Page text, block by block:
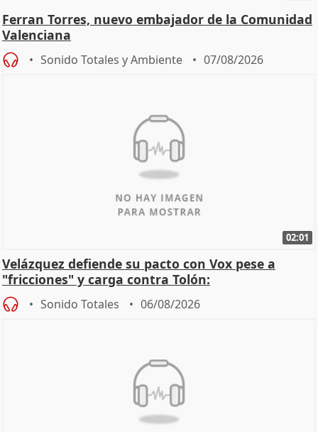
Ferran Torres, nuevo embajador de la Comunidad
Valenciana
Sonido Totales y Ambiente 07/08/2026
02:01
Velázquez defiende su pacto con Vox pese a
"fricciones" y carga contra Tolón:
Sonido Totales 06/08/2026